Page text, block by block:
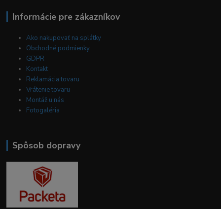
Informácie pre zákazníkov
Ako nakupovať na splátky
Obchodné podmienky
GDPR
Kontakt
Reklamácia tovaru
Vrátenie tovaru
Montáž u nás
Fotogaléria
Spôsob dopravy